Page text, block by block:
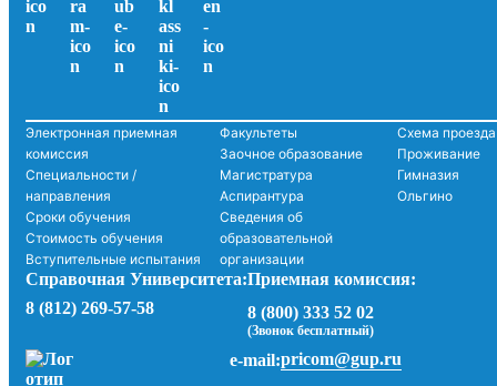
Электронная приемная
комиссия
Специальности /
направления
Сроки обучения
Стоимость обучения
Вступительные испытания
Факультеты
Заочное образование
Магистратура
Аспирантура
Сведения об
образовательной
организации
Схема проезда
Проживание
Гимназия
Ольгино
Справочная Университета:
8 (812) 269-57-58
Приемная комиссия:
8 (800) 333 52 02
(Звонок бесплатный)
e-mail:pricom@gup.ru